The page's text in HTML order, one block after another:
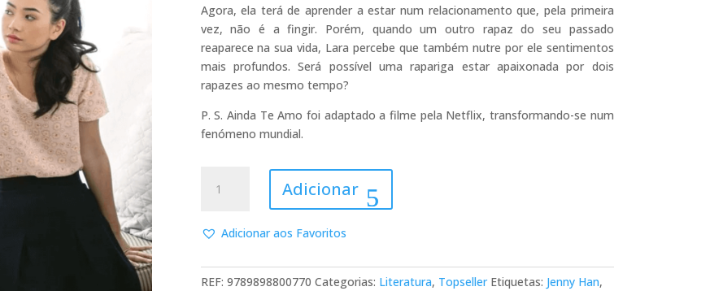
Agora, ela terá de aprender a estar num relacionamento que, pela primeira
vez, não é a fingir. Porém, quando um outro rapaz do seu passado
reaparece na sua vida, Lara percebe que também nutre por ele sentimentos
mais profundos. Será possível uma rapariga estar apaixonada por dois
rapazes ao mesmo tempo?
P. S. Ainda Te Amo foi adaptado a filme pela Netflix, transformando-se num
fenómeno mundial.
Ainda
Amo
Adicionar
Adicionar aos Favoritos
REF: 9789898800770 Categorias: Literatura, Topseller Etiquetas: Jenny Han,